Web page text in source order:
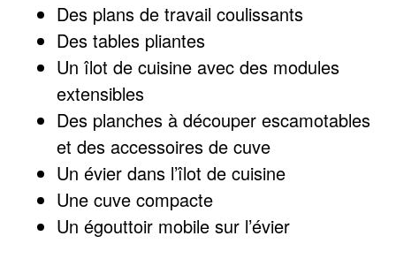
Des plans de travail coulissants
Des tables pliantes
Un îlot de cuisine avec des modules
extensibles
Des planches à découper escamotables
et des accessoires de cuve
Un évier dans l’îlot de cuisine
Une cuve compacte
Un égouttoir mobile sur l’évier